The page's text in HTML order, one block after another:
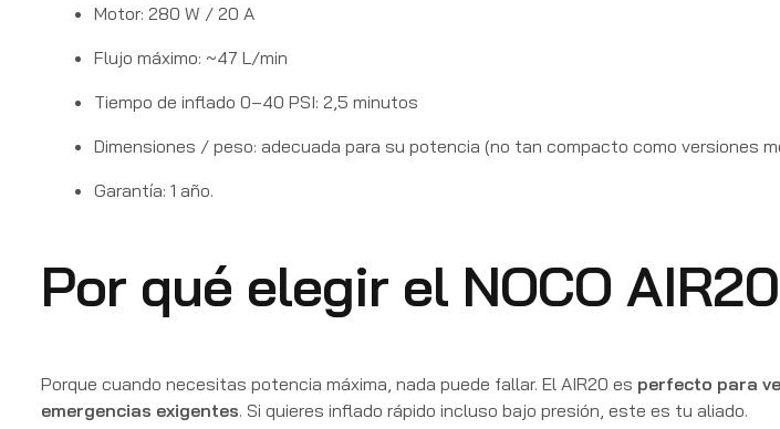
Motor: 280 W / 20 A
Flujo máximo: ~47 L/min
Tiempo de inflado 0–40 PSI: 2,5 minutos
Dimensiones / peso: adecuada para su potencia (no tan compacto como versiones
Garantía: 1 año.
Por qué elegir el NOCO AIR20
Porque cuando necesitas potencia máxima, nada puede fallar. El AIR20 es perfecto para
emergencias exigentes. Si quieres inflado rápido incluso bajo presión, este es tu aliado.